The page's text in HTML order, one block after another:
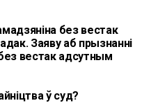
без вестак
Заяву аб прызнанні
вестак адсутным
ў суд?